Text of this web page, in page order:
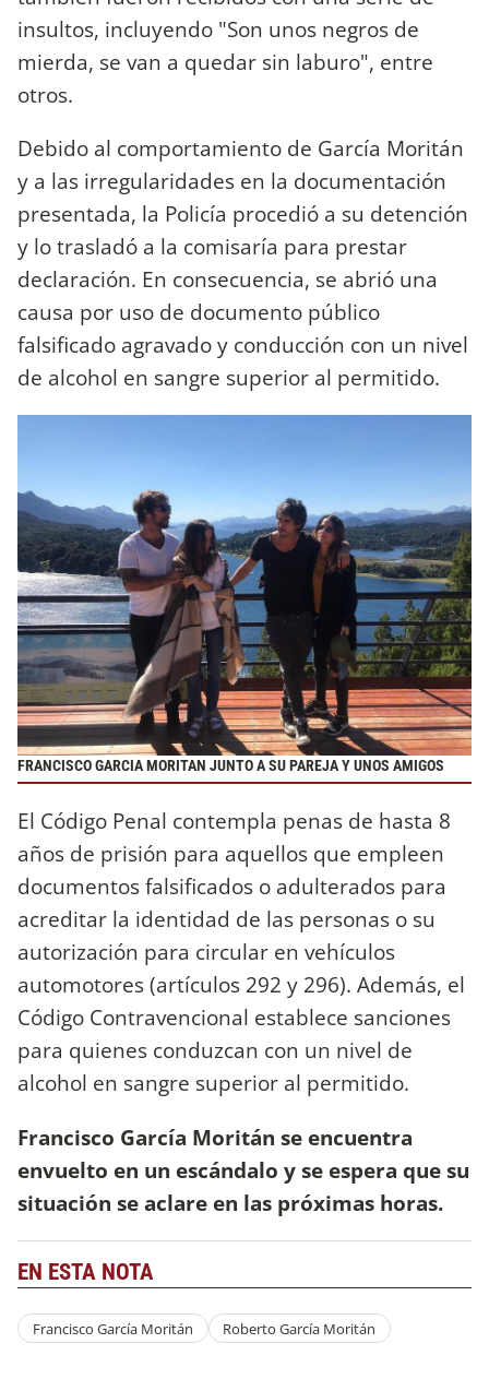
insultos, incluyendo "Son unos negros de
mierda, se van a quedar sin laburo", entre
otros.
Debido al comportamiento de García Moritán
y a las irregularidades en la documentación
presentada, la Policía procedió a su detención
y lo trasladó a la comisaría para prestar
declaración. En consecuencia, se abrió una
causa por uso de documento público
falsificado agravado y conducción con un nivel
de alcohol en sangre superior al permitido.
FRANCISCO GARCIA MORITAN JUNTO A SU PAREJA Y UNOS AMIGOS
El Código Penal contempla penas de hasta 8
años de prisión para aquellos que empleen
documentos falsificados o adulterados para
acreditar la identidad de las personas o su
autorización para circular en vehículos
automotores (artículos 292 y 296). Además, el
Código Contravencional establece sanciones
para quienes conduzcan con un nivel de
alcohol en sangre superior al permitido.
Francisco García Moritán se encuentra
envuelto en un escándalo y se espera que su
situación se aclare en las próximas horas.
EN ESTA NOTA
Francisco García Moritán Roberto García Moritán